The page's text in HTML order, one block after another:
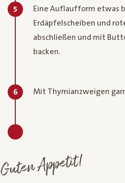
5
Eine Auflaufform etwas
Erdäpfelscheiben und
abschließen und mit
backen.
6 Mit Thymianzweigen
Guten Appetit!